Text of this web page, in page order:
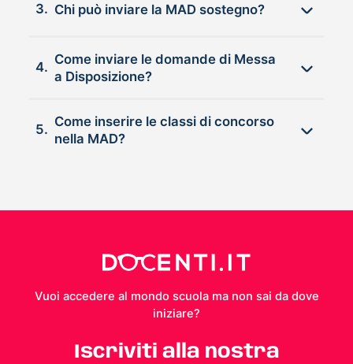
3. Chi può inviare la MAD sostegno?
4.
Come inviare le domande di Messa
a Disposizione?
5.
Come inserire le classi di concorso
nella MAD?
Vuoi accedere al mondo scuola ma non sai da dove
iniziare?
Iscriviti alla nostra